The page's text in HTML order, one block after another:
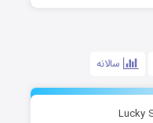
سالانه